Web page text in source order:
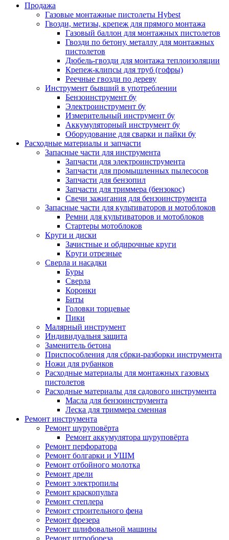
Продажа
Газовые монтажные пистолеты Hybest
Гвозди, метизы, крепеж для прямого монтажа
Газовый баллон для монтажных пистолетов
Гвозди по бетону, металлу для монтажных
пистолетов
Дюбель-гвозди для монтажа теплоизоляции
Крепеж-клипсы для труб (гофры)
Реечные гвозди по дереву
Инструмент бывший в употреблении
Бензоинструмент бу
Электроинструмент бу
Измерительный инструмент бу
Аккумуляторный инструмент бу
Оборудование для сварки и пайки бу
Расходные материалы и запчасти
Запасные части для инструмента
Запчасти для электроинструмента
Запчасти для промышленных пылесосов
Запчасти для бензопил
Запчасти для триммера (бензокос)
Свечи зажигания для бензоинструмента
Запасные части для культиваторов и мотоблоков
Ремни для культиваторов и мотоблоков
Стартеры мотоблоков
Круги и диски
Зачистные и обдирочные круги
Круги отрезные
Сверла и насадки
Буры
Сверла
Коронки
Биты
Головки торцевые
Пики
Малярный инструмент
Индивидуальня защита
Заменитель бетона
Приспособления для сбрки-разборки инструмента
Ножи для рубанков
Расходные материалы для монтажных газовых
пистолетов
Расходные материалы для садового инструмента
Масла для бензоинструмента
Леска для триммера сменная
Ремонт инструмента
Ремонт шуруповёрта
Ремонт аккумулятора шуруповёрта
Ремонт перфоратора
Ремонт болгарки и УШМ
Ремонт отбойного молотка
Ремонт дрели
Ремонт электропилы
Ремонт краскопульта
Ремонт степлера
Ремонт строительного фена
Ремонт фрезера
Ремонт шлифовальной машины
Ремонт штробореза